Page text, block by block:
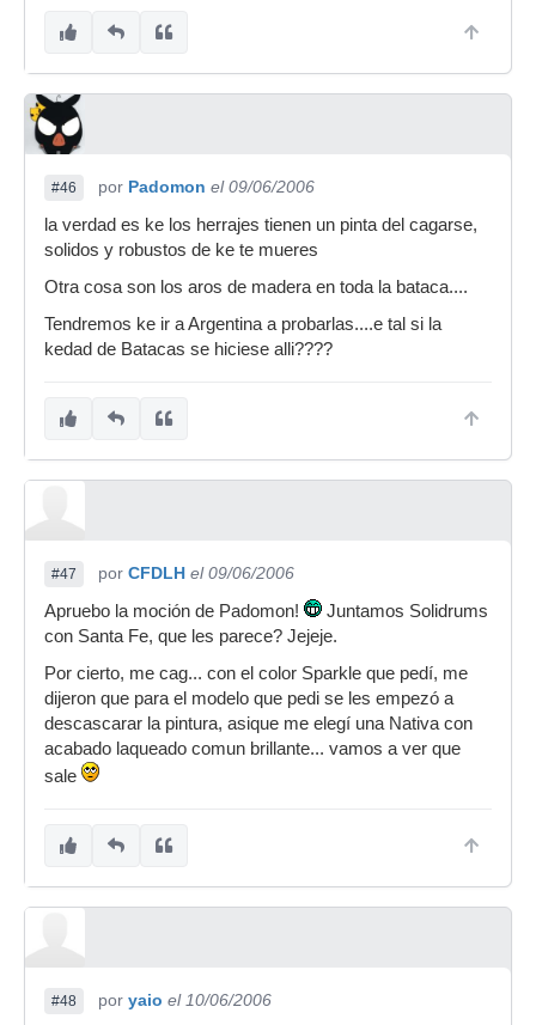
#46 por Padomon el 09/06/2006
la verdad es ke los herrajes tienen un pinta del cagarse,
solidos y robustos de ke te mueres
Otra cosa son los aros de madera en toda la bataca....
Tendremos ke ir a Argentina a probarlas....e tal si la
kedad de Batacas se hiciese alli????
#47 por CFDLH el 09/06/2006
Apruebo la moción de Padomon!
Juntamos Solidrums
con Santa Fe, que les parece? Jejeje.
Por cierto, me cag... con el color Sparkle que pedí, me
dijeron que para el modelo que pedi se les empezó a
descascarar la pintura, asique me elegí una Nativa con
acabado laqueado comun brillante... vamos a ver que
sale
#48 por yaio el 10/06/2006